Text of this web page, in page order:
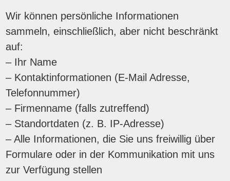
Wir können persönliche Informationen
sammeln, einschließlich, aber nicht beschränkt
auf:
– Ihr Name
– Kontaktinformationen (E-Mail Adresse,
Telefonnummer)
– Firmenname (falls zutreffend)
– Standortdaten (z. B. IP-Adresse)
– Alle Informationen, die Sie uns freiwillig über
Formulare oder in der Kommunikation mit uns
zur Verfügung stellen